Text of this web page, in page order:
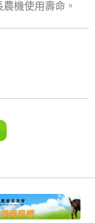
機使用壽命。